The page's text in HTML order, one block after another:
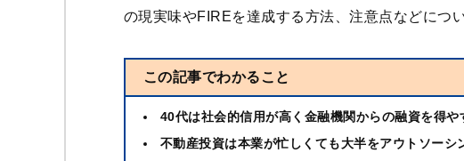
の現実味やFIREを達成する方法、注意点などにつ
この記事でわかること
40代は社会的信用が高く金融機関からの融資を得や
不動産投資は本業が忙しくても大半をアウトソーシ